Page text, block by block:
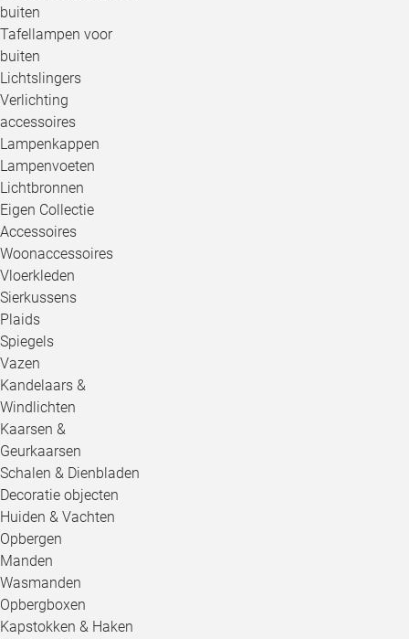
buiten
Tafellampen voor
buiten
Lichtslingers
Verlichting
accessoires
Lampenkappen
Lampenvoeten
Lichtbronnen
Eigen Collectie
Accessoires
Woonaccessoires
Vloerkleden
Sierkussens
Plaids
Spiegels
Vazen
Kandelaars &
Windlichten
Kaarsen &
Geurkaarsen
Schalen & Dienbladen
Decoratie objecten
Huiden & Vachten
Opbergen
Manden
Wasmanden
Opbergboxen
Kapstokken & Haken